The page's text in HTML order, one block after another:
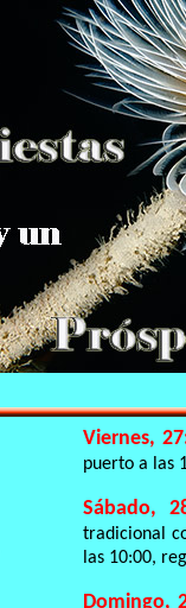
Viernes,
puerto a las
Sábado,
tradicional
las 10:00,
Domingo,